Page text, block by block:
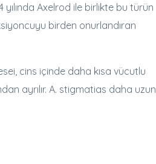
yılında Axelrod ile birlikte bu türün
birden onurlandıran
cins içinde daha kısa vücutlu
ayrılır. A. stigmatias daha uzun